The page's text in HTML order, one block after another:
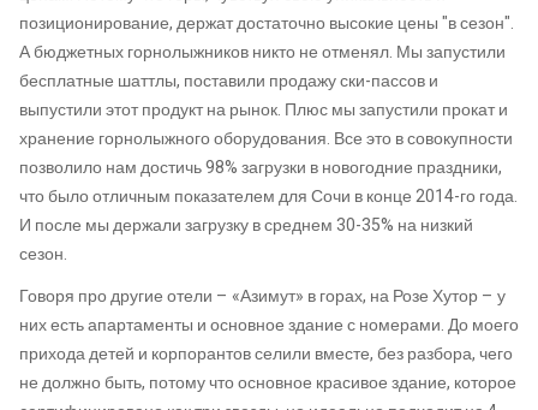
позиционирование, держат достаточно высокие цены "в сезон".
А бюджетных горнолыжников никто не отменял. Мы запустили
бесплатные шаттлы, поставили продажу ски-пассов и
выпустили этот продукт на рынок. Плюс мы запустили прокат и
хранение горнолыжного оборудования. Все это в совокупности
позволило нам достичь 98% загрузки в новогодние праздники,
что было отличным показателем для Сочи в конце 2014-го года.
И после мы держали загрузку в среднем 30-35% на низкий
сезон.
Говоря про другие отели – «Азимут» в горах, на Розе Хутор – у
них есть апартаменты и основное здание с номерами. До моего
прихода детей и корпорантов селили вместе, без разбора, чего
не должно быть, потому что основное красивое здание, которое